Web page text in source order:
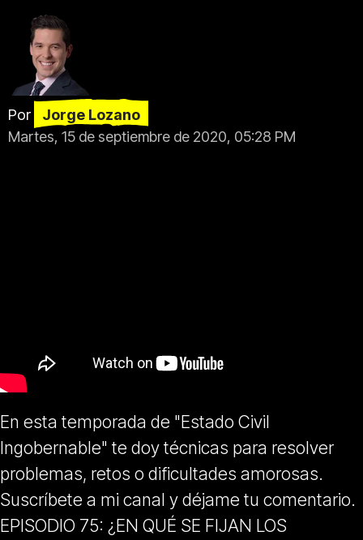
Por
Jorge Lozano
Martes, 15 de septiembre de 2020, 05:28 PM
En esta temporada de "Estado Civil
Ingobernable" te doy técnicas para resolver
problemas, retos o dificultades amorosas.
Suscríbete a mi canal y déjame tu comentario.
EPISODIO 75: ¿EN QUÉ SE FIJAN LOS